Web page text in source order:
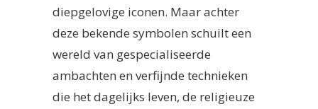
diepgelovige iconen. Maar achter
deze bekende symbolen schuilt een
wereld van gespecialiseerde
ambachten en verfijnde technieken
die het dagelijks leven, de religieuze